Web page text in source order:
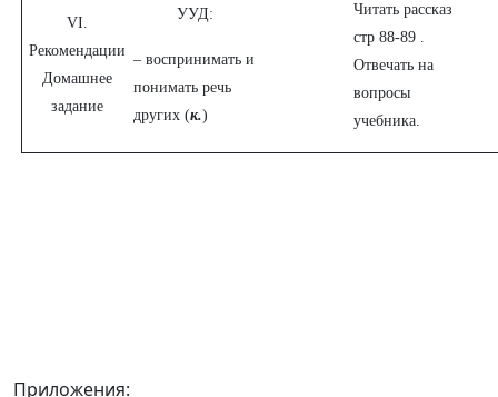
VI.
Рекомендации
Домашнее
задание
УУД:
– воспринимать и
понимать речь
других (к.)
Читать рассказ
стр 88-89 .
Отвечать на
вопросы
учебника.
Приложения: